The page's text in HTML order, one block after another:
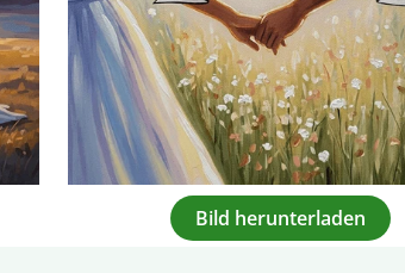
Bild herunterladen